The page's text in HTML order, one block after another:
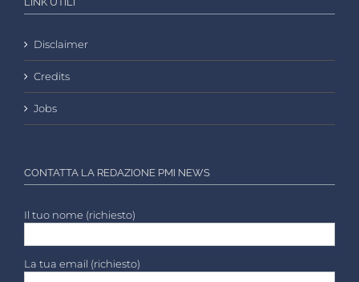
Disclaimer
Credits
Jobs
CONTATTA LA REDAZIONE PMI NEWS
Il tuo nome (richiesto)
La tua email (richiesto)